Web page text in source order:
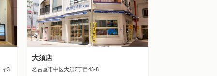
ィ3
大須店
名古屋市中区大須3丁目43-8